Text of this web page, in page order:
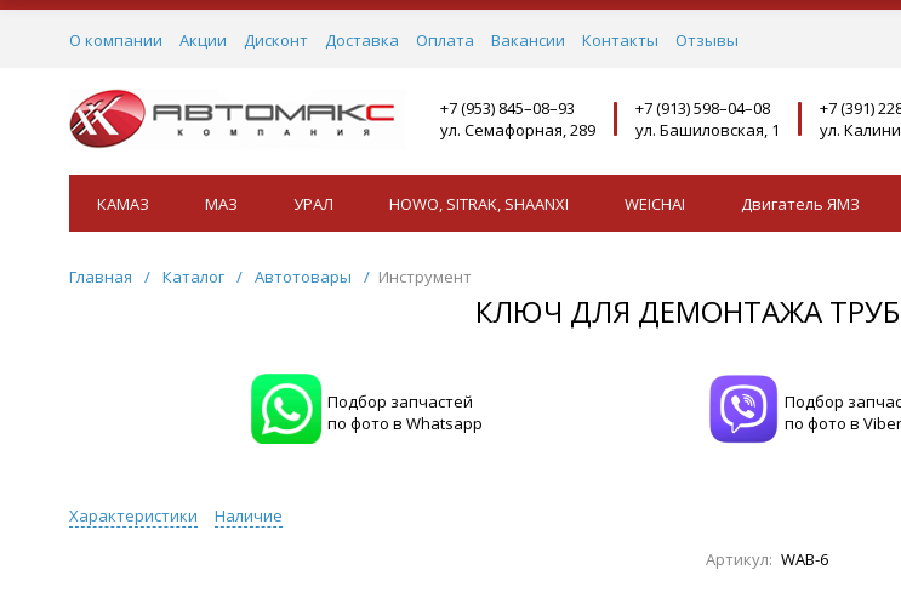
О компании Акции Дисконт Доставка Оплата Вакансии Контакты Отзывы
+7 (953) 845–08–93
ул. Семафорная, 289
+7 (913) 598–04–08
ул. Башиловская, 1
+7 (391)
ул.
КАМАЗ МАЗ УРАЛ HOWO, SITRAK, SHAANXI WEICHAI Двигатель ЯМЗ
Главная / Каталог / Автотовары / Инструмент
КЛЮЧ ДЛЯ ДЕМОНТАЖА
Подбор запчастей
по фото в Whatsapp
Подбор
по фото в Viber
Характеристики
Наличие
Артикул: WAB-6